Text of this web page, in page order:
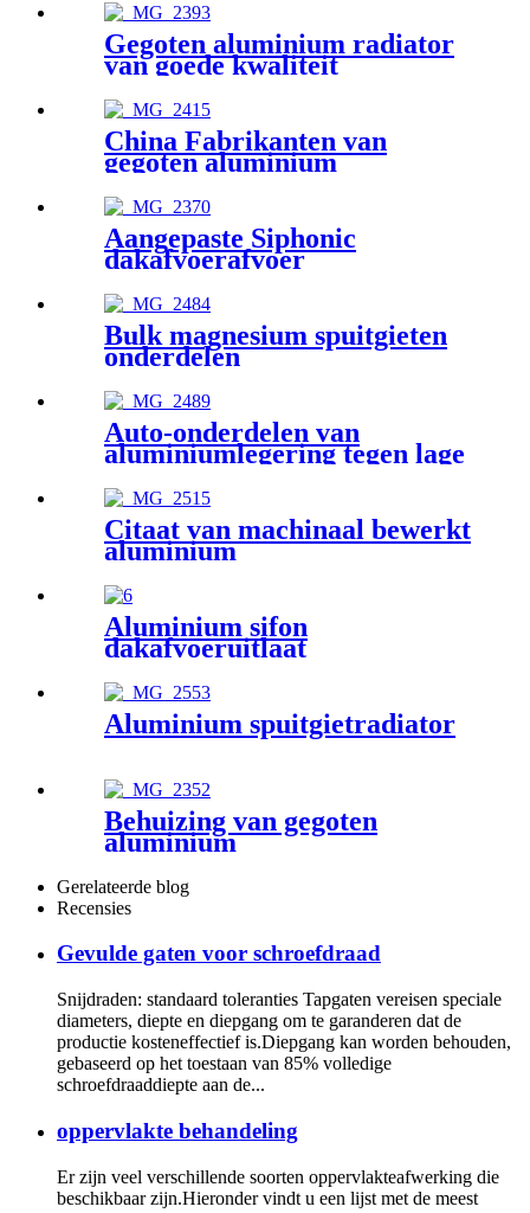
Gegoten aluminium radiator
van goede kwaliteit
China Fabrikanten van
gegoten aluminium
Aangepaste Siphonic
dakafvoerafvoer
Bulk magnesium spuitgieten
onderdelen
Auto-onderdelen van
aluminiumlegering tegen lage
Citaat van machinaal bewerkt
aluminium
Aluminium sifon
dakafvoeruitlaat
Aluminium spuitgietradiator
Behuizing van gegoten
aluminium
Gerelateerde blog
Recensies
Gevulde gaten voor schroefdraad
Snijdraden: standaard toleranties Tapgaten vereisen speciale
diameters, diepte en diepgang om te garanderen dat de
productie kosteneffectief is.Diepgang kan worden behouden,
gebaseerd op het toestaan ​​van 85% volledige
schroefdraaddiepte aan de...
oppervlakte behandeling
Er zijn veel verschillende soorten oppervlakteafwerking die
beschikbaar zijn.Hieronder vindt u een lijst met de meest